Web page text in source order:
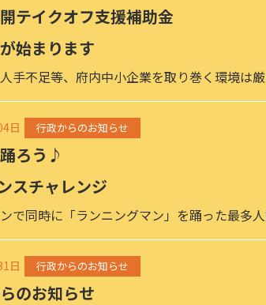
テイクオフ支援補助金
始まります
手不足等、府内中小企業を取り巻く環境
日 行政からのお知らせ
ろう♪
スチャレンジ
ンで同時に「ランニングマン」を踊った最
日 行政からのお知らせ
のお知らせ